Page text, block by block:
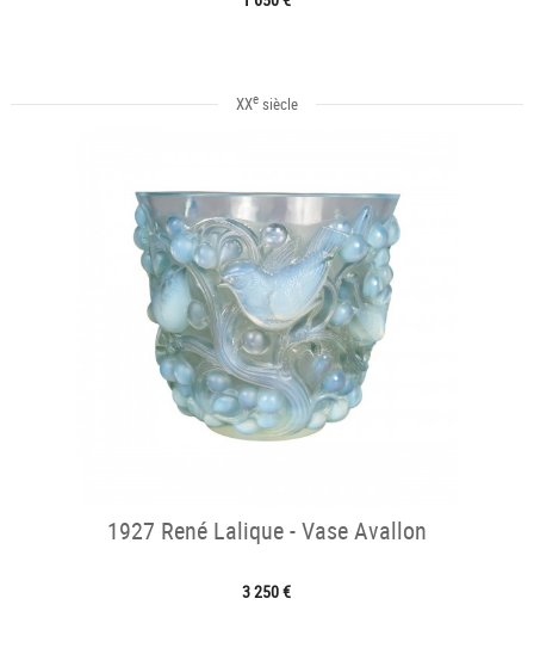
XXesiècle
1927 René Lalique - Vase Avallon
3 250 €